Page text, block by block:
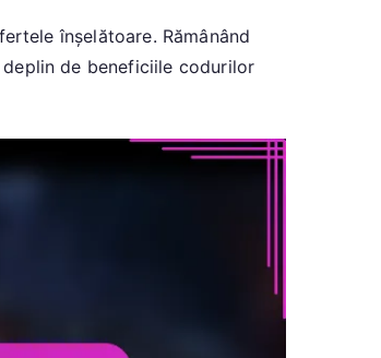
înșelătoare. Rămânând
de beneficiile codurilor